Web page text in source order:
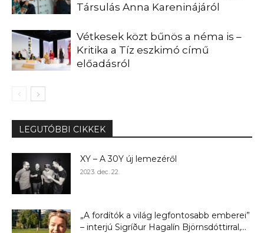
Társulás Anna Kareninájáról
Vétkesek közt bűnös a néma is –
Kritika a Tíz eszkimó című
előadásról
LEGUTÓBBI CIKKEK
XY – A 30Y új lemezéről
2023. dec. 22.
„A fordítók a világ legfontosabb emberei”
– interjú Sigríður Hagalín Björnsdóttirral,...